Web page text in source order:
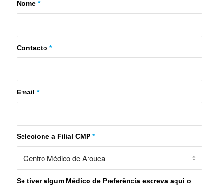
Nome *
Contacto *
Email *
Selecione a Filial CMP *
Se tiver algum Médico de Preferência escreva aqui o